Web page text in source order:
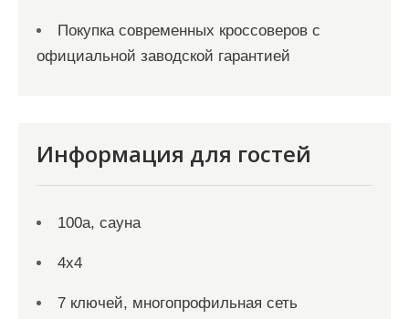
Покупка современных кроссоверов с
официальной заводской гарантией
Информация для гостей
100а, сауна
4х4
7 ключей, многопрофильная сеть